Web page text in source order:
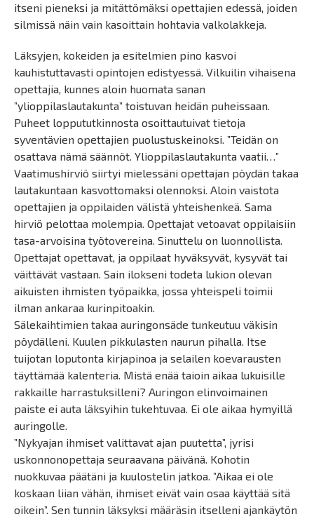
itseni pieneksi ja mitättömäksi opettajien edessä, joiden
silmissä näin vain kasoittain hohtavia valkolakkeja.
Läksyjen, kokeiden ja esitelmien pino kasvoi
kauhistuttavasti opintojen edistyessä. Vilkuilin vihaisena
opettajia, kunnes aloin huomata sanan
”ylioppilaslautakunta” toistuvan heidän puheissaan.
Puheet loppututkinnosta osoittautuivat tietoja
syventävien opettajien puolustuskeinoksi. ”Teidän on
osattava nämä säännöt. Ylioppilaslautakunta vaatii…”
Vaatimushirviö siirtyi mielessäni opettajan pöydän takaa
lautakuntaan kasvottomaksi olennoksi. Aloin vaistota
opettajien ja oppilaiden välistä yhteishenkeä. Sama
hirviö pelottaa molempia. Opettajat vetoavat oppilaisiin
tasa-arvoisina työtovereina. Sinuttelu on luonnollista.
Opettajat opettavat, ja oppilaat hyväksyvät, kysyvät tai
väittävät vastaan. Sain ilokseni todeta lukion olevan
aikuisten ihmisten työpaikka, jossa yhteispeli toimii
ilman ankaraa kurinpitoakin.
Sälekaihtimien takaa auringonsäde tunkeutuu väkisin
pöydälleni. Kuulen pikkulasten naurun pihalla. Itse
tuijotan loputonta kirjapinoa ja selailen koevarausten
täyttämää kalenteria. Mistä enää taioin aikaa lukuisille
rakkaille harrastuksilleni? Auringon elinvoimainen
paiste ei auta läksyihin tukehtuvaa. Ei ole aikaa hymyillä
auringolle.
”Nykyajan ihmiset valittavat ajan puutetta”, jyrisi
uskonnonopettaja seuraavana päivänä. Kohotin
nuokkuvaa päätäni ja kuulostelin jatkoa. ”Aikaa ei ole
koskaan liian vähän, ihmiset eivät vain osaa käyttää sitä
oikein”. Sen tunnin läksyksi määräsin itselleni ajankäytön